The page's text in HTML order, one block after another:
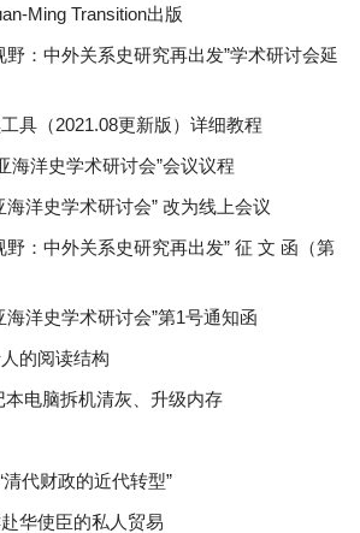
Ming Transition出版
野：中外关系史研究再出发”学术研讨会延
具（2021.08更新版）详细教程
海洋史学术研讨会”会议议程
海洋史学术研讨会” 改为线上会议
野：中外关系史研究再出发” 征 文 函（第
海洋史学术研讨会”第1号通知函
的阅读结构
本电脑拆机清灰、升级内存
代财政的近代转型”
华使臣的私人贸易